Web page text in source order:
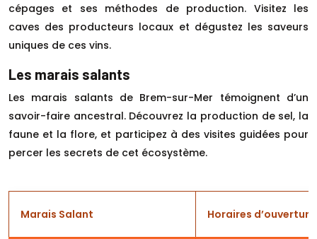
cépages et ses méthodes de production. Visitez les
caves des producteurs locaux et dégustez les saveurs
uniques de ces vins.
Les marais salants
Les marais salants de Brem-sur-Mer témoignent d’un
savoir-faire ancestral. Découvrez la production de sel, la
faune et la flore, et participez à des visites guidées pour
percer les secrets de cet écosystème.
Marais Salant Horaires d’ouverture